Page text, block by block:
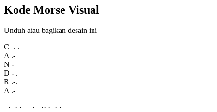
Kode Morse Visual
Unduh atau bagikan desain ini
C -.-.
A .-
N -.
D -..
R .-.
A .-
−·−· ·− −· −·· ·−· ·−